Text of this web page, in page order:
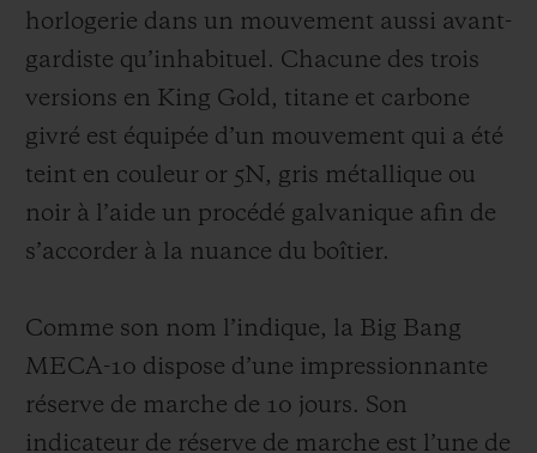
horlogerie dans un mouvement aussi avant-
gardiste qu’inhabituel. Chacune des trois
versions en King Gold, titane et carbone
givré est équipée d’un mouvement qui a été
teint en couleur or 5N, gris métallique ou
noir à l’aide un procédé galvanique afin de
s’accorder à la nuance du boîtier.
Comme son nom l’indique, la Big Bang
MECA-10 dispose d’une impressionnante
réserve de marche de 10 jours. Son
indicateur de réserve de marche est l’une de